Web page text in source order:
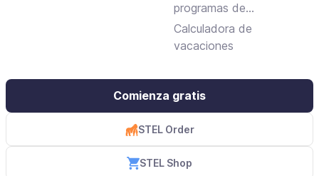
programas de
facturación gratuitos y
de pago
Calculadora de
vacaciones
Comienza gratis
STEL Order
STEL Shop